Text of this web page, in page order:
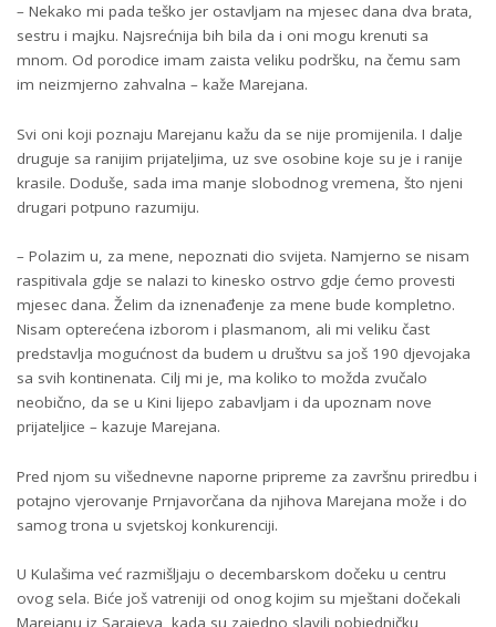
– Nekako mi pada teško jer ostavljam na mjesec dana dva brata,
sestru i majku. Najsrećnija bih bila da i oni mogu krenuti sa
mnom. Od porodice imam zaista veliku podršku, na čemu sam
im neizmjerno zahvalna – kaže Marejana.
Svi oni koji poznaju Marejanu kažu da se nije promijenila. I dalje
druguje sa ranijim prijateljima, uz sve osobine koje su je i ranije
krasile. Doduše, sada ima manje slobodnog vremena, što njeni
drugari potpuno razumiju.
– Polazim u, za mene, nepoznati dio svijeta. Namjerno se nisam
raspitivala gdje se nalazi to kinesko ostrvo gdje ćemo provesti
mjesec dana. Želim da iznenađenje za mene bude kompletno.
Nisam opterećena izborom i plasmanom, ali mi veliku čast
predstavlja mogućnost da budem u društvu sa još 190 djevojaka
sa svih kontinenata. Cilj mi je, ma koliko to možda zvučalo
neobično, da se u Kini lijepo zabavljam i da upoznam nove
prijateljice – kazuje Marejana.
Pred njom su višednevne naporne pripreme za završnu priredbu i
potajno vjerovanje Prnjavorčana da njihova Marejana može i do
samog trona u svjetskoj konkurenciji.
U Kulašima već razmišljaju o decembarskom dočeku u centru
ovog sela. Biće još vatreniji od onog kojim su mještani dočekali
Marejanu iz Sarajeva, kada su zajedno slavili pobjedničku